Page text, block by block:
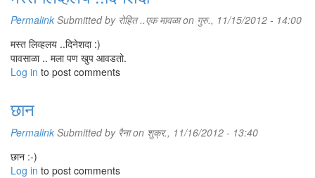
Permalink Submitted by रोहित ..एक मावळाon गुरु., 11/15/2012 - 14:00
मस्त लिव्हलय ..दिनेशदा :)
पावसाळा .. मला पण खुप आवडतो.
Log in to post comments
छान
Permalink Submitted by रैनाon शुक्र., 11/16/2012 - 13:40
छान :-)
Log in to post comments